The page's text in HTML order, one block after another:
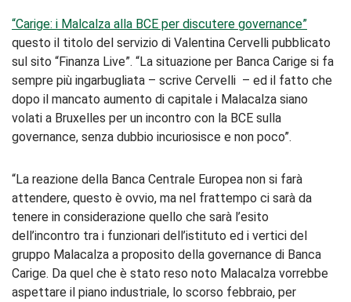
“Carige: i Malcalza alla BCE per discutere governance”
questo il titolo del servizio di Valentina Cervelli pubblicato
sul sito “Finanza Live”. “La situazione per Banca Carige si fa
sempre più ingarbugliata – scrive Cervelli – ed il fatto che
dopo il mancato aumento di capitale i Malacalza siano
volati a Bruxelles per un incontro con la BCE sulla
governance, senza dubbio incuriosisce e non poco”.
“La reazione della Banca Centrale Europea non si farà
attendere, questo è ovvio, ma nel frattempo ci sarà da
tenere in considerazione quello che sarà l’esito
dell’incontro tra i funzionari dell’istituto ed i vertici del
gruppo Malacalza a proposito della governance di Banca
Carige. Da quel che è stato reso noto Malacalza vorrebbe
aspettare il piano industriale, lo scorso febbraio, per